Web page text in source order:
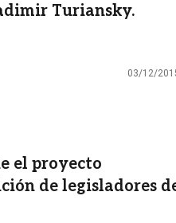
Turiansky.
03/12/
el proyecto
de legisladores